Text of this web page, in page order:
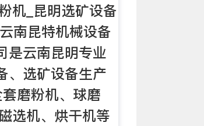
机_昆明选矿设备
南昆特机械设备
是云南昆明专业
、选矿设备生产
磨粉机、球磨
选机、烘干机等